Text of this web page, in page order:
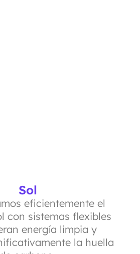
Sol
eficientemente el
con sistemas flexibles
energía limpia y
la huella